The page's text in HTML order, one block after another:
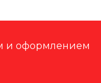
и оформлением